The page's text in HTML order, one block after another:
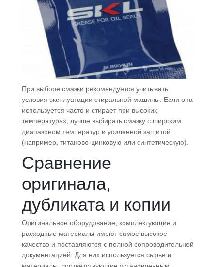
При выборе смазки рекомендуется учитывать
условия эксплуатации стиральной машины. Если она
используется часто и стирает при высоких
температурах, лучше выбирать смазку с широким
диапазоном температур и усиленной защитой
(например, титаново‑цинковую или синтетическую).
Сравнение
оригинала,
дубликата и копии
Оригинальное оборудование, комплектующие и
расходные материалы имеют самое высокое
качество и поставляются с полной сопроводительной
документацией. Для них используется сырье и